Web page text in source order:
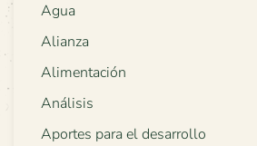
Agua
Alianza
Alimentación
Análisis
Aportes para el desarrollo